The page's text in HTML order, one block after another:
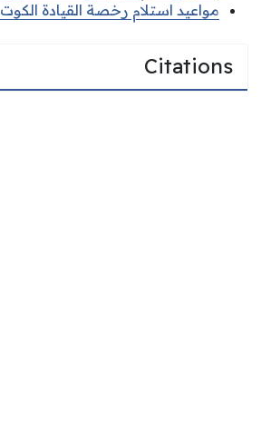
مواعيد استلام رخصة القيادة الكوت 2026
Citations